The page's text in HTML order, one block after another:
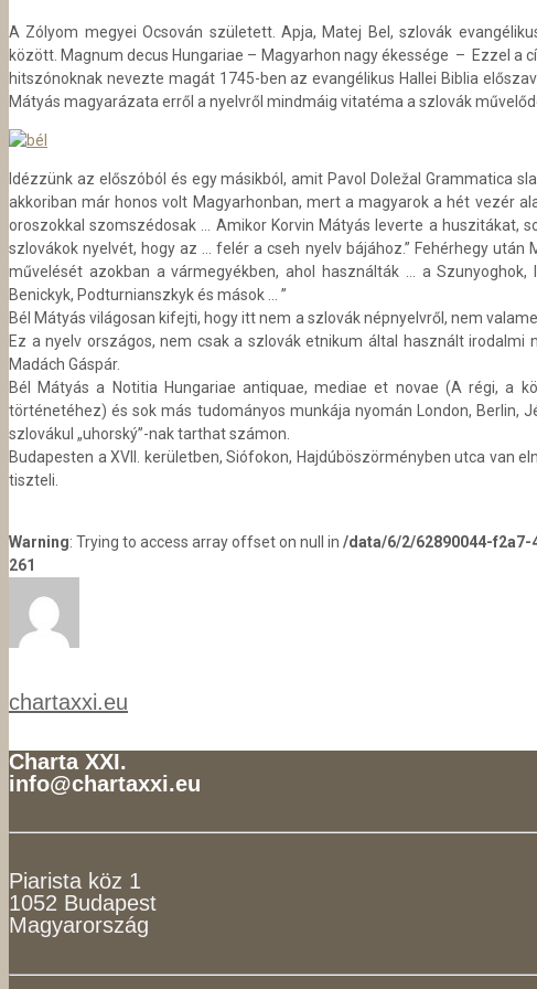
A Zólyom megyei Ocsován született. Apja, Matej Bel, szlovák
között. Magnum decus Hungariae – Magyarhon nagy ékessége – Ezzel a
hitszónoknak nevezte magát 1745-ben az evangélikus Hallei Biblia
Mátyás magyarázata erről a nyelvről mindmáig vitatéma a szlovák
Idézzünk az előszóból és egy másikból, amit Pavol Doležal Grammatica
akkoriban már honos volt Magyarhonban, mert a magyarok a hét vezér
oroszokkal szomszédosak … Amikor Korvin Mátyás leverte a huszitákat,
szlovákok nyelvét, hogy az … felér a cseh nyelv bájához.” Fehérhegy
művelését azokban a vármegyékben, ahol használták … a
Benickyk, Podturnianszkyk és mások … ”
Bél Mátyás világosan kifejti, hogy itt nem a szlovák népnyelvről, nem
Ez a nyelv országos, nem csak a szlovák etnikum által használt
Madách Gáspár.
Bél Mátyás a Notitia Hungariae antiquae, mediae et novae (A régi, a
történetéhez) és sok más tudományos munkája nyomán London, Berlin,
szlovákul „uhorský”-nak tarthat számon.
Budapesten a XVII. kerületben, Siófokon, Hajdúböszörményben utca van
tiszteli.
Warning: Trying to access array offset on null in /data/6/2/62890044-
261
chartaxxi.eu
Charta XXI.
info@chartaxxi.eu
Piarista köz 1
1052 Budapest
Magyarország